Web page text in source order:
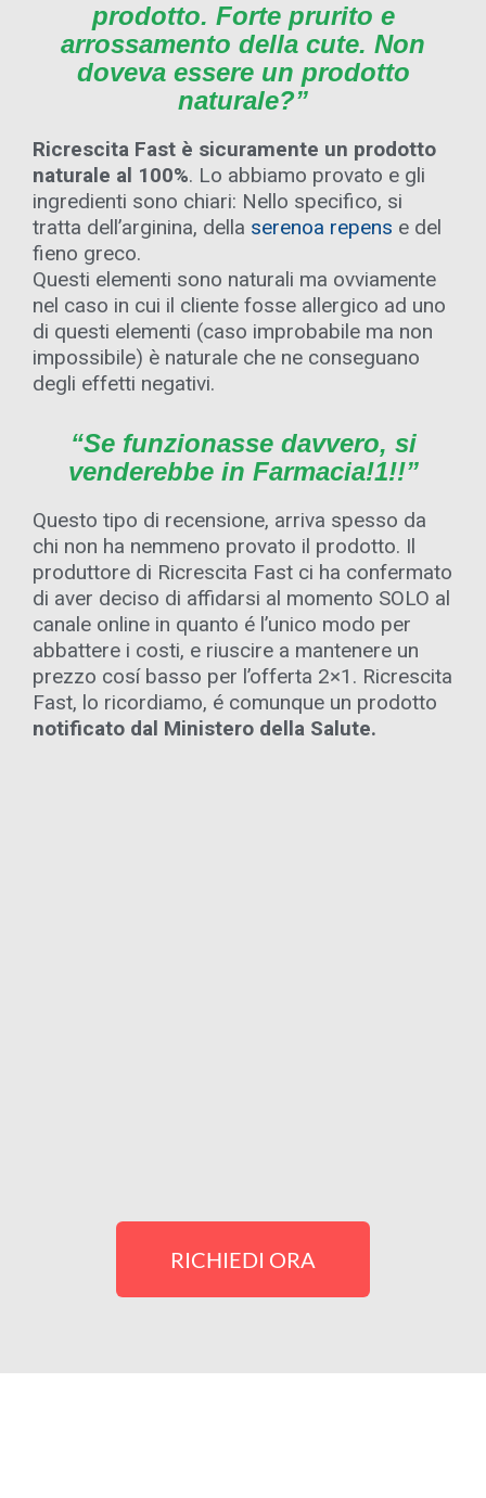
prodotto. Forte prurito e
arrossamento della cute. Non
doveva essere un prodotto
naturale?”
Ricrescita Fast è sicuramente un prodotto
naturale al 100%. Lo abbiamo provato e gli
ingredienti sono chiari: Nello specifico, si
tratta dell’arginina, della serenoa repens e del
fieno greco.
Questi elementi sono naturali ma ovviamente
nel caso in cui il cliente fosse allergico ad uno
di questi elementi (caso improbabile ma non
impossibile) è naturale che ne conseguano
degli effetti negativi.
“Se funzionasse davvero, si
venderebbe in Farmacia!1!!”
Questo tipo di recensione, arriva spesso da
chi non ha nemmeno provato il prodotto. Il
produttore di Ricrescita Fast ci ha confermato
di aver deciso di affidarsi al momento SOLO al
canale online in quanto é l’unico modo per
abbattere i costi, e riuscire a mantenere un
prezzo cosí basso per l’offerta 2×1. Ricrescita
Fast, lo ricordiamo, é comunque un prodotto
notificato dal Ministero della Salute.
RICHIEDI ORA